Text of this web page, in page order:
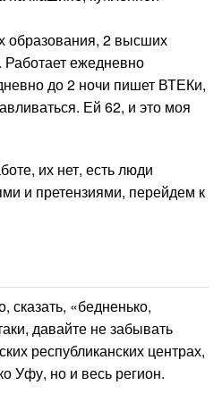
2 высших
Работает ежедневно
до 2 ночи пишет ВТЕКи,
Ей 62, и это моя
их нет, есть люди
и претензиями, перейдем к
сказать, «бедненько,
давайте не забывать
республиканских центрах,
Уфу, но и весь регион.